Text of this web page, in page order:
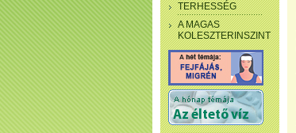
TERHESSÉG
A MAGAS
KOLESZTERINSZINT